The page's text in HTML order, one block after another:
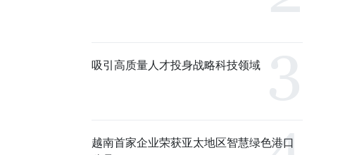
吸引高质量人才投身战略科技领域
越南首家企业荣获亚太地区智慧绿色港口